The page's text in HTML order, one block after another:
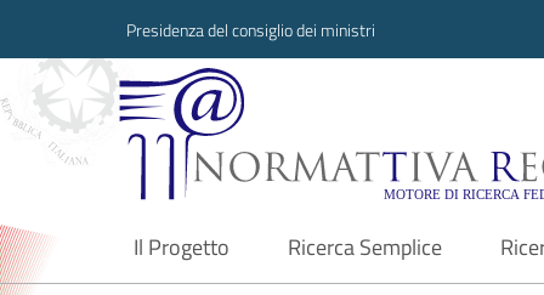
Presidenza del consiglio dei ministri
Normattiva
Il Progetto
current Ricerca Semplice